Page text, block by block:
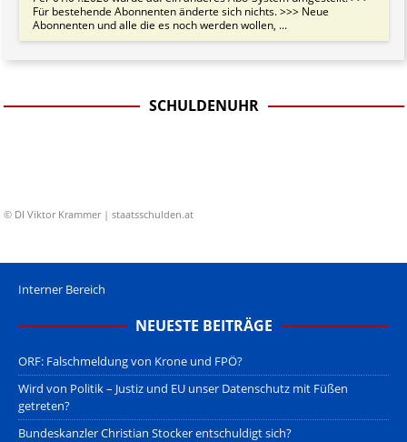
Für bestehende Abonnenten änderte sich nichts. >>> Neue
Abonnenten und alle die es noch werden wollen, ...
SCHULDENUHR
© DI Viktor Krammer | staatsschulden.at
Interner Bereich
NEUESTE BEITRÄGE
ORF: Falschmeldung von Krone und FPÖ?
Wird von Politik – Justiz und EU unser Datenschutz mit Füßen
getreten?
Bundeskanzler Christian Stocker entschuldigt sich?